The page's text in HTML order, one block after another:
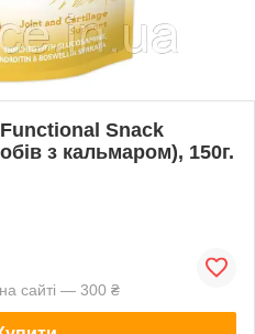
Snack
з кальмаром), 150г.
сайті — 300 ₴